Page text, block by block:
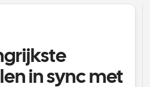
in sync met